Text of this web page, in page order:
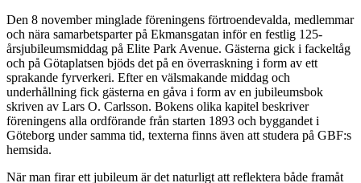
Den 8 november minglade föreningens förtroendevalda, medlemmar
och nära samarbetsparter på Ekmansgatan inför en festlig 125-
årsjubileumsmiddag på Elite Park Avenue. Gästerna gick i fackeltåg
och på Götaplatsen bjöds det på en överraskning i form av ett
sprakande fyrverkeri. Efter en välsmakande middag och
underhållning fick gästerna en gåva i form av en jubileumsbok
skriven av Lars O. Carlsson. Bokens olika kapitel beskriver
föreningens alla ordförande från starten 1893 och byggandet i
Göteborg under samma tid, texterna finns även att studera på GBF:s
hemsida.
När man firar ett jubileum är det naturligt att reflektera både framåt